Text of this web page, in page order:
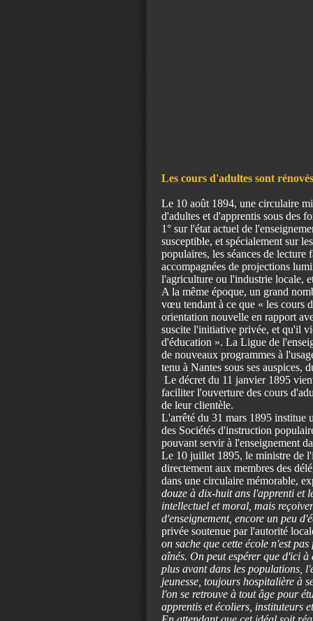
Les cours d'adultes sont rénovés
Le 10 août 1894, une circulaire
d'adultes et d'apprentis sous des
1° sur l'état actuel de
susceptible, et spécialement sur
populaires, les séances de
accompagnées de projections
l'agriculture ou l'industrie locale,
A la même époque, un grand
vœu tendant à ce que « les cours
orientation nouvelle en rapport
suscite l'initiative privée, et qu'il
d'éducation ». La Ligue de
de nouveaux programmes à
tenu à Nantes sous ses auspices,
Le décret du 11 janvier 1895
faciliter l'ouverture des cours
de leur clientèle.
L'arrêté du 31 mars 1895 institue
des Sociétés d'instruction
pouvant servir à l'enseignement
Le 10 juillet 1895, le ministre de
directement aux membres des
dans une circulaire mémorable,
douze à dix-huit ans l'apprenti et
intellectuel et moral, mais
d'enseignement, encore un peu
privée soutenue par l'autorité
on sache que cette école n'est
aînés. On peut espérer que d'ici
plus avant dans les populations,
jeunesse, toujours hospitalière à
l'on se retrouve à tout âge pour
apprentis et écoliers, instituteurs